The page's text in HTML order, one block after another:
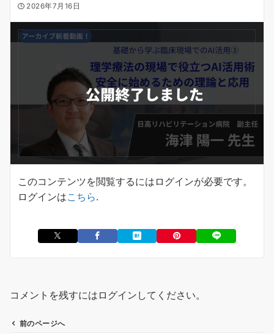
2026年7月16日
このコンテンツを閲覧するにはログインが必要です。
ログインはこちら.
コメントを残すにはログインしてください。
前のページへ